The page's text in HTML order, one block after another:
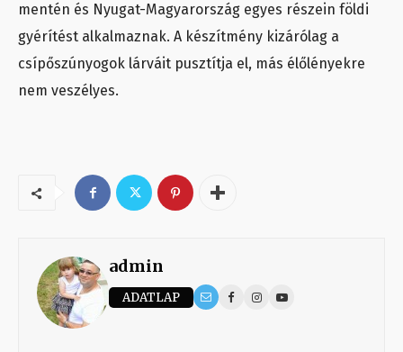
mentén és Nyugat-Magyarország egyes részein földi
gyérítést alkalmaznak. A készítmény kizárólag a
csípőszúnyogok lárváit pusztítja el, más élőlényekre
nem veszélyes.
admin
ADATLAP